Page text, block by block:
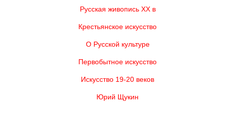
Русская живопись XX в
Крестьянское искусство
О Русской культуре
Первобытное искусство
Искусство 19-20 веков
Юрий Щукин